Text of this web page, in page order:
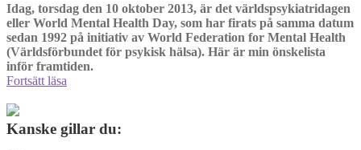
Idag, torsdag den 10 oktober 2013, är det världspsykiatridagen
eller World Mental Health Day, som har firats på samma datum
sedan 1992 på initiativ av World Federation for Mental Health
(Världsförbundet för psykisk hälsa). Här är min önskelista
inför framtiden.
Fortsätt läsa
världspsykiatridagen!
(World
Kanske gillar du: